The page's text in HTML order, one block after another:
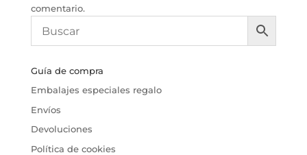
comentario.
Guía de compra
Embalajes especiales regalo
Envíos
Devoluciones
Política de cookies